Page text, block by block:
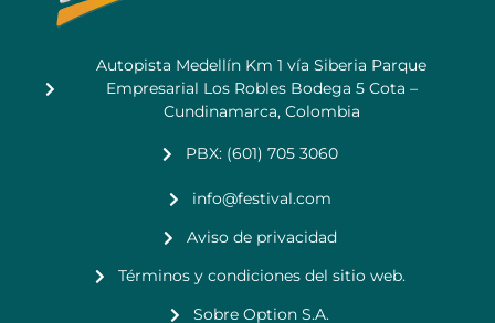
Autopista Medellín Km 1 vía Siberia Parque
Empresarial Los Robles Bodega 5 Cota –
Cundinamarca, Colombia
PBX: (601) 705 3060
info@festival.com
Aviso de privacidad
Términos y condiciones del sitio web.
Sobre Option S.A.